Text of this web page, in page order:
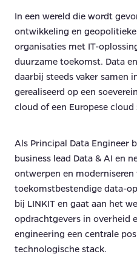
In een wereld die wordt
ontwikkeling en
organisaties met IT-
duurzame toekomst. Data
daarbij steeds vaker samen
gerealiseerd op een
cloud of een Europese cloud
Als Principal Data Engineer
business lead Data & AI en
ontwerpen en moderniseren
toekomstbestendige data-
bij LINKIT en gaat aan het
opdrachtgevers in overheid
engineering een centrale
technologische stack.